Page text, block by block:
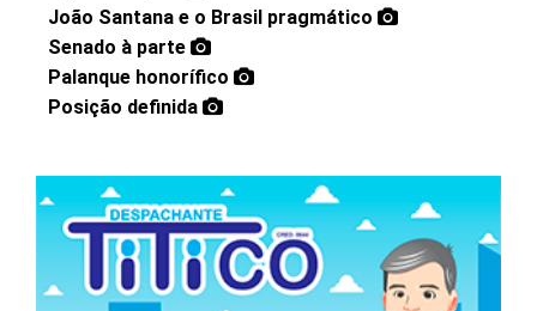
João Santana e o Brasil pragmático
Senado à parte
Palanque honorífico
Posição definida